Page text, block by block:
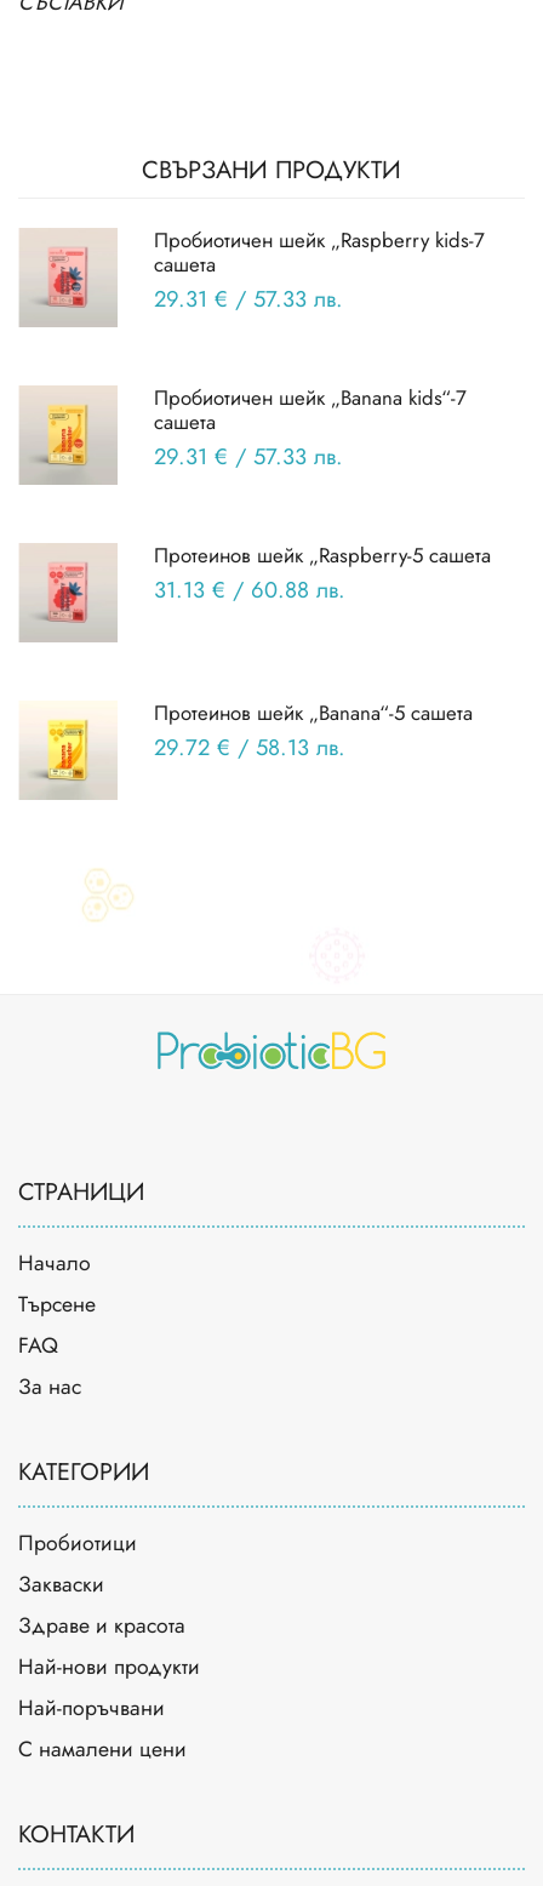
СВЪРЗАНИ ПРОДУКТИ
Пробиотичен шейк „Raspberry kids-7
сашета
29.31 € / 57.33 лв.
Пробиотичен шейк „Banana kids“-7
сашета
29.31 € / 57.33 лв.
Протеинов шейк „Raspberry-5 сашета
31.13 € / 60.88 лв.
Протеинов шейк „Banana“-5 сашета
29.72 € / 58.13 лв.
СТРАНИЦИ
Начало
Търсене
FAQ
За нас
КАТЕГОРИИ
Пробиотици
Закваски
Здраве и красота
Най-нови продукти
Най-поръчвани
С намалени цени
КОНТАКТИ